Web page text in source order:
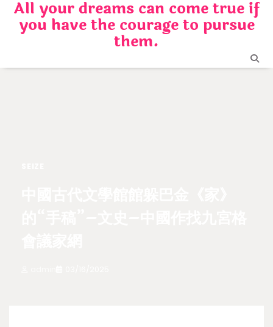
Skip
content
All your dreams can come true if
you have the courage to pursue
them.